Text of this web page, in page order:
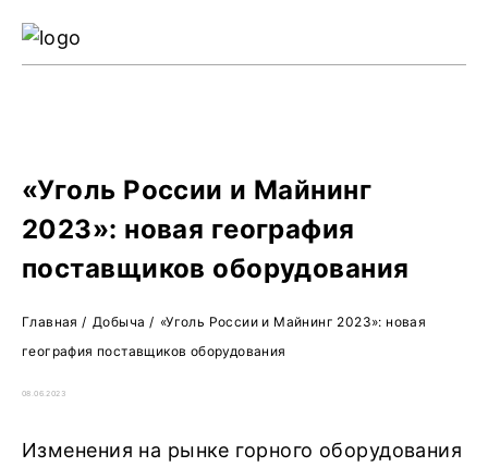
«Уголь России и Майнинг
2023»: новая география
поставщиков оборудования
Главная / Добыча / «Уголь России и Майнинг 2023»: новая
география поставщиков оборудования
08.06.2023
Изменения на рынке горного оборудования